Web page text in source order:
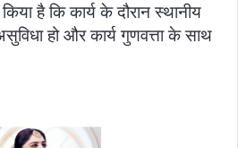
किया है कि कार्य के दौरान स्थानीय
हो और कार्य गुणवत्ता के साथ